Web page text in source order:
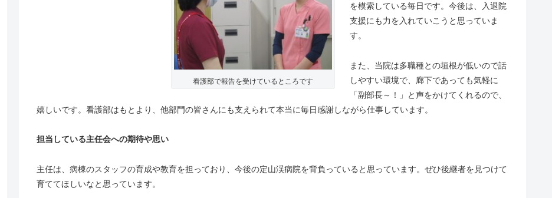
看護部で報告を受けているところです
を模索している毎日です。今後は、入退院
支援にも力を入れていこうと思っていま
す。
また、当院は多職種との垣根が低いので話
しやすい環境で、廊下であっても気軽に
「副部長～！」と声をかけてくれるので、
嬉しいです。看護部はもとより、他部門の皆さんにも支えられて本当に毎日感謝しながら仕事しています。
担当している主任会への期待や思い
主任は、病棟のスタッフの育成や教育を担っており、今後の定山渓病院を背負っていると思っています。ぜひ後継者を見つけて
育ててほしいなと思っています。